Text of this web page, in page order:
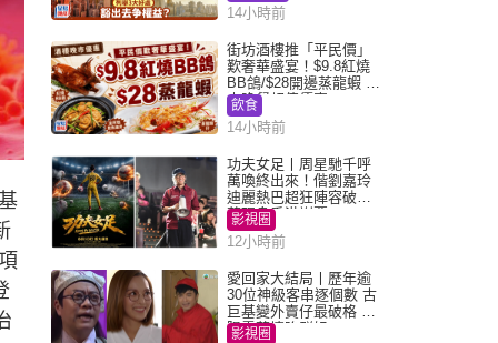
14小時前
街坊酒樓推「平民價」
歎奢華盛宴！$9.8紅燒
BB鴿/$28開邊蒸龍蝦 3
大晚餐超值優惠
飲食
14小時前
功夫女足丨周星馳千呼
萬喚終出來！偕劉嘉玲
迪麗熱巴超狂陣容破天
荒現身香港謝票
影視圈
12小時前
愛回家大結局丨歷年逾
30位神級客串逐個數 古
巨基變外賣仔最破格 歐
陽震華情陷群姐
影視圈